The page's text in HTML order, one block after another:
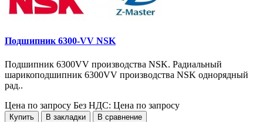
Подшипник 6300-VV NSK
Подшипник 6300VV производства NSK. Радиальный
шарикоподшипник 6300VV производства NSK однорядный
рад..
Цена по запросу Без НДС: Цена по запросу
Купить В закладки В сравнение